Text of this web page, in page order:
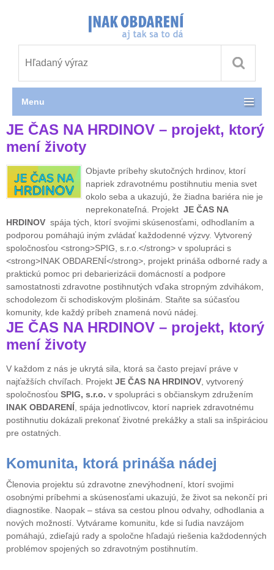
JE ČAS NA HRDINOV – projekt, ktorý
mení životy
Objavte príbehy skutočných hrdinov, ktorí
napriek zdravotnému postihnutiu menia svet
okolo seba a ukazujú, že žiadna bariéra nie je
neprekonateľná. Projekt JE ČAS NA
HRDINOV spája tých, ktorí svojimi skúsenosťami, odhodlaním a
podporou pomáhajú iným zvládať každodenné výzvy. Vytvorený
spoločnosťou <strong>SPIG, s.r.o.</strong> v spolupráci s
<strong>INAK OBDARENÍ</strong>, projekt prináša odborné rady a
praktickú pomoc pri debarierizácii domácností a podpore
samostatnosti zdravotne postihnutých vďaka stropným zdvihákom,
schodolezom či schodiskovým plošinám. Staňte sa súčasťou
komunity, kde každý príbeh znamená novú nádej.
JE ČAS NA HRDINOV – projekt, ktorý
mení životy
V každom z nás je ukrytá sila, ktorá sa často prejaví práve v
najťažších chvíľach. Projekt JE ČAS NA HRDINOV , vytvorený
spoločnosťou SPIG, s.r.o. v spolupráci s občianskym združením
INAK OBDARENÍ , spája jednotlivcov, ktorí napriek zdravotnému
postihnutiu dokázali prekonať životné prekážky a stali sa inšpiráciou
pre ostatných.
Komunita, ktorá prináša nádej
Členovia projektu sú zdravotne znevýhodnení, ktorí svojimi
osobnými príbehmi a skúsenosťami ukazujú, že život sa nekončí pri
diagnostike. Naopak – stáva sa cestou plnou odvahy, odhodlania a
nových možností. Vytvárame komunitu, kde si ľudia navzájom
pomáhajú, zdieľajú rady a spoločne hľadajú riešenia každodenných
problémov spojených so zdravotným postihnutím.
Menu